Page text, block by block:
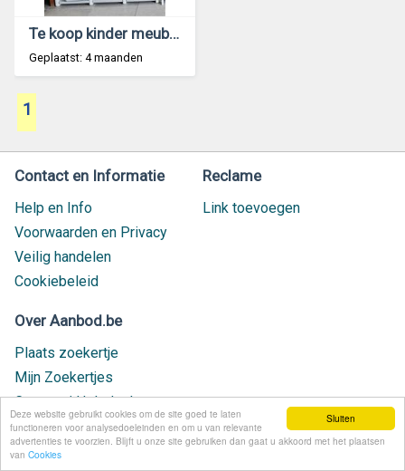
Sluiten
Deze website gebruikt cookies om de site goed te laten
functioneren voor analysedoeleinden en om u van relevante
advertenties te voorzien. Blijft u onze site gebruiken dan gaat u akkoord met het plaatsen
van Cookies
Te koop kinder meubeltjes
Geplaatst: 4 maanden
1
Contact en Informatie
Help en Info
Voorwaarden en Privacy
Veilig handelen
Cookiebeleid
Reclame
Link toevoegen
Over Aanbod.be
Plaats zoekertje
Mijn Zoekertjes
Contact / Helpdesk
Nieuw geplaatst